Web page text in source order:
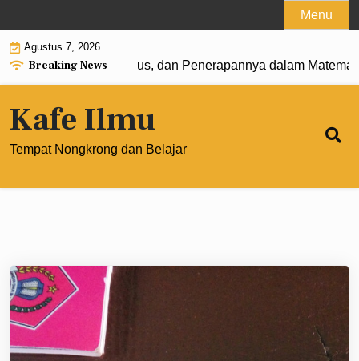
to
content
Menu
Agustus 7, 2026
Breaking News
Pengertian, Rumus, dan Penerapannya dalam Matematika
Kafe Ilmu
Tempat Nongkrong dan Belajar